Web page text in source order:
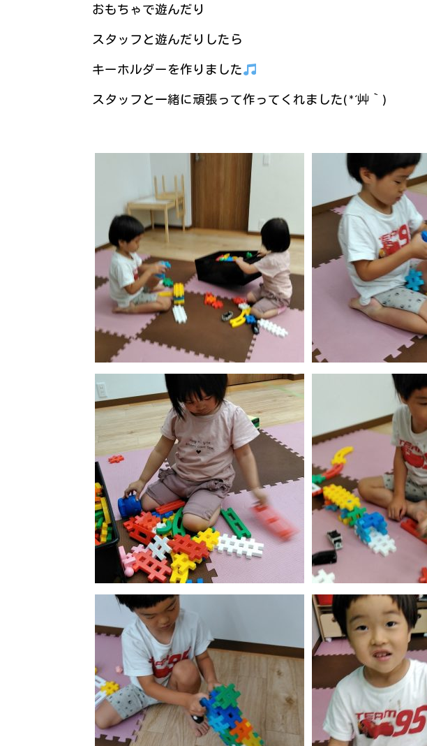
おもちゃで遊んだり
スタッフと遊んだりしたら
キーホルダーを作りました
スタッフと一緒に頑張って作ってくれました( *´艸｀)